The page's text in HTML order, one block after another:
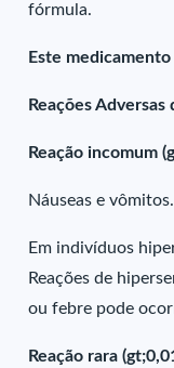
fórmula.
Este
Reações Adversas
Reação incomum
Náuseas e vômitos.
Em indivíduos
Reações de
ou febre pode
Reação rara